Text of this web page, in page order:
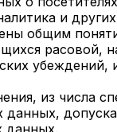
и
общим
расовой,
из числа
данных,
данных.